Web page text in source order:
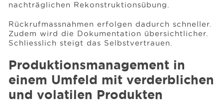
nachträglichen Rekonstruktionsübung.
Rückrufmassnahmen erfolgen dadurch schneller.
Zudem wird die Dokumentation übersichtlicher.
Schliesslich steigt das Selbstvertrauen.
Produktionsmanagement in
einem Umfeld mit verderblichen
und volatilen Produkten